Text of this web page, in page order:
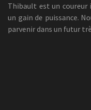
Thibault est un coureur
un gain de puissance.
parvenir dans un futur